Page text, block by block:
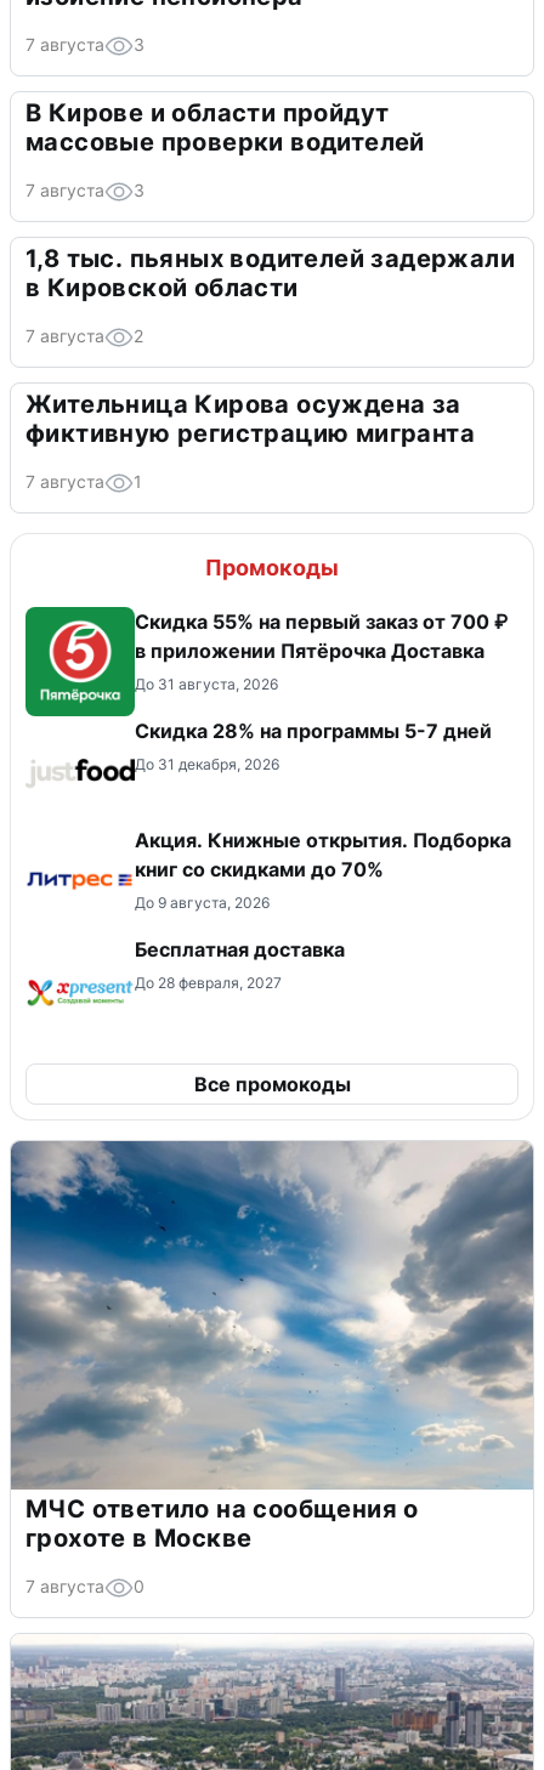
7 августа 3
В Кирове и области пройдут
массовые проверки водителей
7 августа 3
1,8 тыс. пьяных водителей задержали
в Кировской области
7 августа 2
Жительница Кирова осуждена за
фиктивную регистрацию мигранта
7 августа 1
Промокоды
Скидка 55% на первый заказ от 700 ₽
в приложении Пятёрочка Доставка
До 31 августа, 2026
Скидка 28% на программы 5-7 дней
До 31 декабря, 2026
Акция. Книжные открытия. Подборка
книг со скидками до 70%
До 9 августа, 2026
Бесплатная доставка
До 28 февраля, 2027
Все промокоды
МЧС ответило на сообщения о
грохоте в Москве
7 августа 0